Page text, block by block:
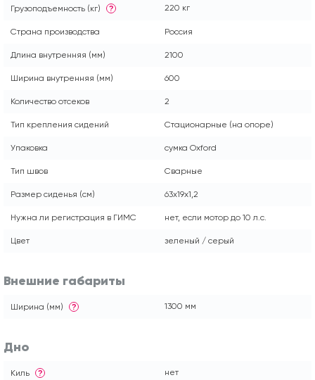
Грузоподъемность (кг) ? 220 кг
Страна производства Россия
Длина внутренняя (мм) 2100
Ширина внутренняя (мм) 600
Количество отсеков 2
Тип крепления сидений Стационарные (на опоре)
Упаковка сумка Oxford
Тип швов Сварные
Размер сиденья (см) 63x19x1,2
Нужна ли регистрация в ГИМС нет, если мотор до 10 л.с.
Цвет зеленый / серый
Внешние габариты
Ширина (мм) ? 1300 мм
Дно
Киль ? нет